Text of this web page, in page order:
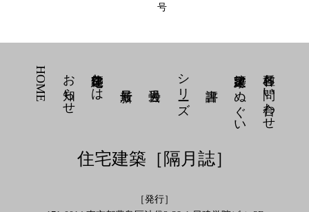
号
各種お問い合わせ
建築家 てぬぐい
シリーズ
住宅建築とは
お知らせ
HOME
住宅建築［隔月誌］
［発行］